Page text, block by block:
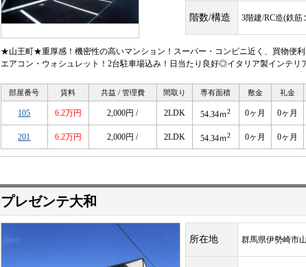
階数/構造 3階建/RC造(鉄
★山王町★重厚感！機密性の高いマンション！スーパー・コンビニ近く、買物便
エアコン・ウォシュレット！2台駐車場込み！日当たり良好◎イタリア製インテリ
部屋番号 賃料 共益 / 管理費 間取り 専有面積 敷金 礼金
105 6.2万円 2,000円 / 2LDK 54.34ｍ2 0ヶ月 0ヶ月
201 6.2万円 2,000円 / 2LDK 54.34ｍ2 0ヶ月 0ヶ月
プレゼンテ大和
所在地 群馬県伊勢崎市